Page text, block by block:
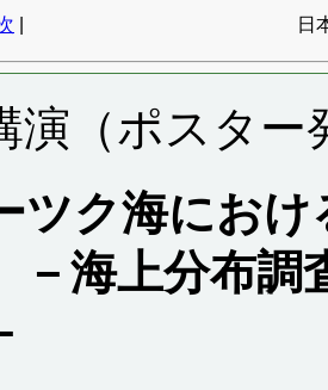
日
演（ポスター
ツク海にお
海上分布調